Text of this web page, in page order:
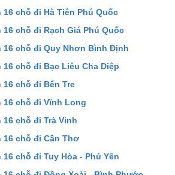
chỗ đi Hà Tiên Phú Quốc
chỗ đi Rạch Giá Phú Quốc
16 chỗ đi Quy Nhơn Bình Định
chỗ đi Bạc Liêu Cha Diệp
chỗ đi Bến Tre
chỗ đi Vĩnh Long
chỗ đi Trà Vinh
chỗ đi Cần Thơ
chỗ đi Tuy Hòa - Phú Yên